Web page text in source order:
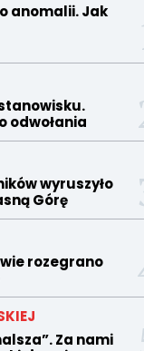
anomalii. Jak
odwołania
wyruszyło
Górę
rozegrano
Za nami